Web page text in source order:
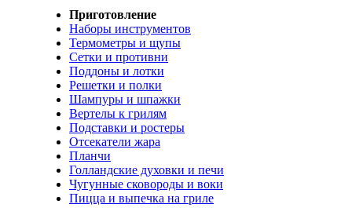
Приготовление
Наборы инструментов
Термометры и щупы
Сетки и противни
Поддоны и лотки
Решетки и полки
Шампуры и шпажки
Вертелы к грилям
Подставки и ростеры
Отсекатели жара
Планчи
Голландские духовки и печи
Чугунные сковороды и воки
Пицца и выпечка на гриле